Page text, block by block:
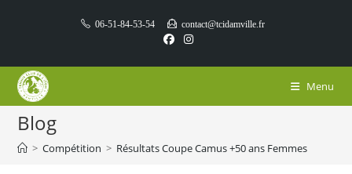
06-51-84-53-54 contact@tcidamville.fr
Menu
Blog
> Compétition > Résultats Coupe Camus +50 ans Femmes